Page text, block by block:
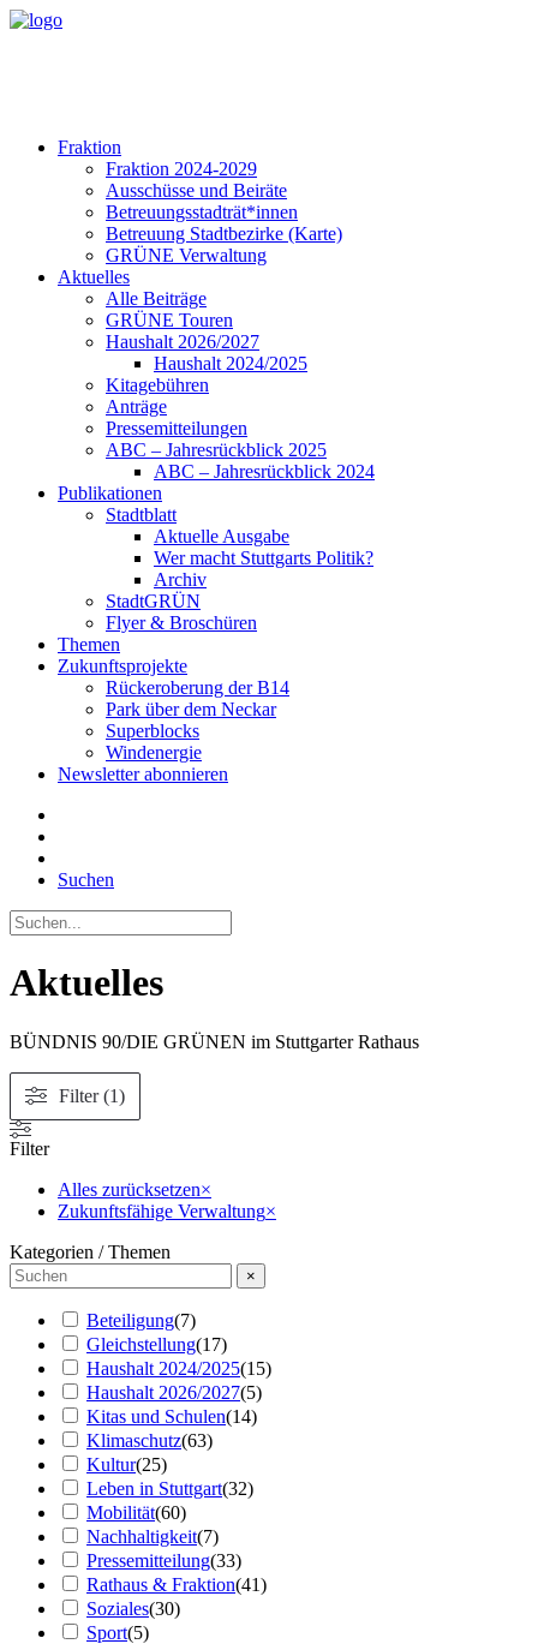
Fraktion
Fraktion 2024-2029
Ausschüsse und Beiräte
Betreuungsstadträt*innen
Betreuung Stadtbezirke (Karte)
GRÜNE Verwaltung
Aktuelles
Alle Beiträge
GRÜNE Touren
Haushalt 2026/2027
Haushalt 2024/2025
Kitagebühren
Anträge
Pressemitteilungen
ABC – Jahresrückblick 2025
ABC – Jahresrückblick 2024
Publikationen
Stadtblatt
Aktuelle Ausgabe
Wer macht Stuttgarts Politik?
Archiv
StadtGRÜN
Flyer & Broschüren
Themen
Zukunftsprojekte
Rückeroberung der B14
Park über dem Neckar
Superblocks
Windenergie
Newsletter abonnieren
Suchen
Aktuelles
BÜNDNIS 90/DIE GRÜNEN im Stuttgarter Rathaus
Filter (1)
Filter
Alles zurücksetzen×
Zukunftsfähige Verwaltung×
Kategorien / Themen
×
Beteiligung(7)
Gleichstellung(17)
Haushalt 2024/2025(15)
Haushalt 2026/2027(5)
Kitas und Schulen(14)
Klimaschutz(63)
Kultur(25)
Leben in Stuttgart(32)
Mobilität(60)
Nachhaltigkeit(7)
Pressemitteilung(33)
Rathaus & Fraktion(41)
Soziales(30)
Sport(5)